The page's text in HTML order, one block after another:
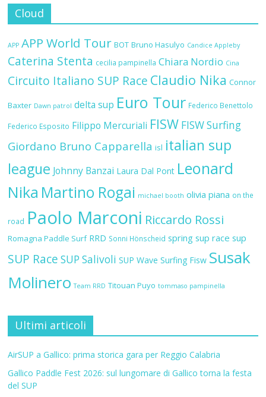
Cloud
APP APP World Tour BOT Bruno Hasulyo Candice Appleby
Caterina Stenta cecilia pampinella Chiara Nordio Cina
Circuito Italiano SUP Race Claudio Nika Connor
Baxter Dawn patrol delta sup Euro Tour Federico Benettolo
Federico Esposito Filippo Mercuriali FISW FISW Surfing
Giordano Bruno Capparella isl italian sup
league Johnny Banzai Laura Dal Pont Leonard
Nika Martino Rogai michael booth olivia piana on the
road Paolo Marconi Riccardo Rossi
Romagna Paddle Surf RRD Sonni Hönscheid spring sup race sup
SUP Race SUP Salivoli SUP Wave Surfing Fisw Susak
Molinero Team RRD Titouan Puyo tommaso pampinella
Ultimi articoli
AirSUP a Gallico: prima storica gara per Reggio Calabria
Gallico Paddle Fest 2026: sul lungomare di Gallico torna la festa
del SUP